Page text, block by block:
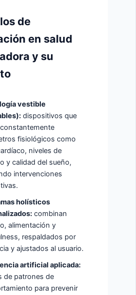
de
en salud
y su
vestible
dispositivos que
fisiológicos como
niveles de
y calidad del sueño,
intervenciones
holísticos
combinan
alimentación y
respaldados por
y ajustados al usuario.
artificial aplicada:
de patrones de
para prevenir